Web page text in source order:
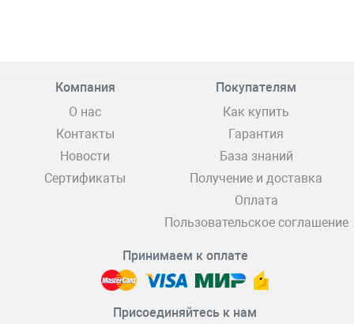
Компания
О нас
Контакты
Новости
Сертификаты
Покупателям
Как купить
Гарантия
База знаний
Получение и доставка
Оплата
Пользовательское соглашение
Принимаем к оплате
Присоединяйтесь к нам